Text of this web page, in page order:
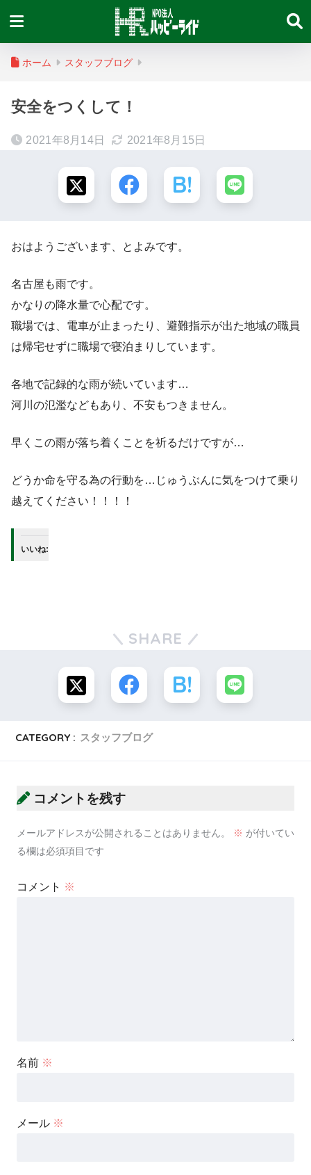
ホーム スタッフブログ
安全をつくして！
2021年8月14日 2021年8月15日
おはようございます、とよみです。
名古屋も雨です。
かなりの降水量で心配です。
職場では、電車が止まったり、避難指示が出た地域の職員
は帰宅せずに職場で寝泊まりしています。
各地で記録的な雨が続いています…
河川の氾濫などもあり、不安もつきません。
早くこの雨が落ち着くことを祈るだけですが…
どうか命を守る為の行動を…じゅうぶんに気をつけて乗り
越えてください！！！！
いいね:
SHARE
CATEGORY : スタッフブログ
コメントを残す
メールアドレスが公開されることはありません。 ※ が付いてい
る欄は必須項目です
コメント ※
名前 ※
メール ※